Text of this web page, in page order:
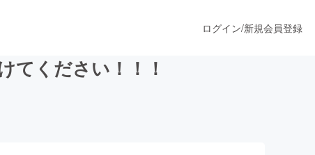
ログイン/新規会員登録
てください！！！